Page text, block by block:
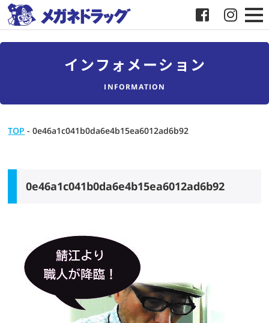
メガネドラッグについて
メディア協力
スタッフブログ
インフォメーション
INFORMATION
TOP -0e46a1c041b0da6e4b15ea6012ad6b92
0e46a1c041b0da6e4b15ea6012ad6b92